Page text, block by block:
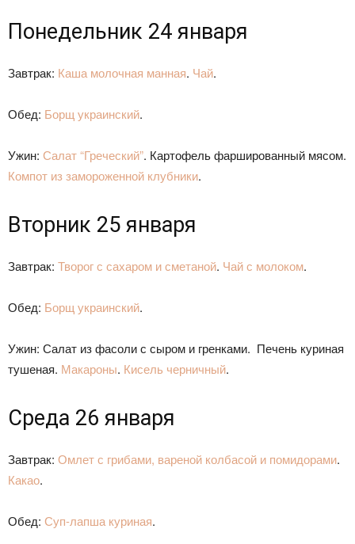
Понедельник 24 января
Завтрак: Каша молочная манная. Чай.
Обед: Борщ украинский.
Ужин: Салат “Греческий”. Картофель фаршированный мясом.
Компот из замороженной клубники.
Вторник 25 января
Завтрак: Творог с сахаром и сметаной. Чай с молоком.
Обед: Борщ украинский.
Ужин: Салат из фасоли с сыром и гренками. Печень куриная
тушеная. Макароны. Кисель черничный.
Среда 26 января
Завтрак: Омлет с грибами, вареной колбасой и помидорами.
Какао.
Обед: Суп-лапша куриная.